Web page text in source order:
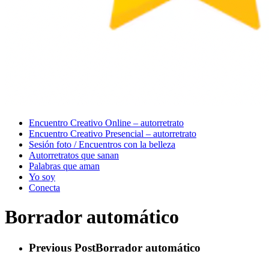
Menu
Encuentro Creativo Online – autorretrato
Encuentro Creativo Presencial – autorretrato
Sesión foto / Encuentros con la belleza
Autorretratos que sanan
Palabras que aman
Yo soy
Conecta
Borrador automático
Previous PostBorrador automático